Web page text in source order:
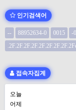
인기검색어
-- 88952634-0 0015 -0
접속자집계
오늘
어제